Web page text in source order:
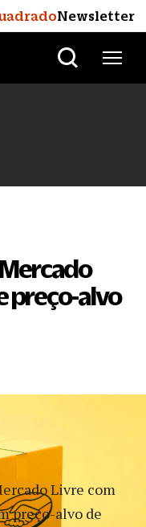
Newsletter
preço-alvo
Livre com
preço-alvo de